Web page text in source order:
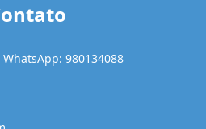
980134088